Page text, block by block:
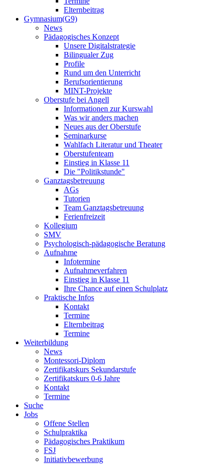
Elternbeitrag
Gymnasium(G9)
News
Pädagogisches Konzept
Unsere Digitalstrategie
Bilingualer Zug
Profile
Rund um den Unterricht
Berufsorientierung
MINT-Projekte
Oberstufe bei Angell
Informationen zur Kurswahl
Was wir anders machen
Neues aus der Oberstufe
Seminarkurse
Wahlfach Literatur und Theater
Oberstufenteam
Einstieg in Klasse 11
Die "Politikstunde"
Ganztagsbetreuung
AGs
Tutorien
Team Ganztagsbetreuung
Ferienfreizeit
Kollegium
SMV
Psychologisch-pädagogische Beratung
Aufnahme
Infotermine
Aufnahmeverfahren
Einstieg in Klasse 11
Ihre Chance auf einen Schulplatz
Praktische Infos
Kontakt
Termine
Elternbeitrag
Termine
Weiterbildung
News
Montessori-Diplom
Zertifikatskurs Sekundarstufe
Zertifikatskurs 0-6 Jahre
Kontakt
Termine
Suche
Jobs
Offene Stellen
Schulpraktika
Pädagogisches Praktikum
FSJ
Initiativbewerbung